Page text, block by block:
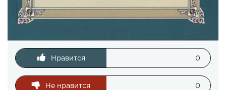
Нравится 0
Не нравится 0